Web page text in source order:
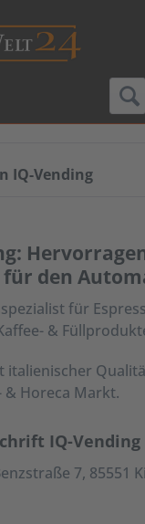
IQ-Vending
den
für
&
italienischer
& Horeca Markt.
IQ-Vending
7, 85551